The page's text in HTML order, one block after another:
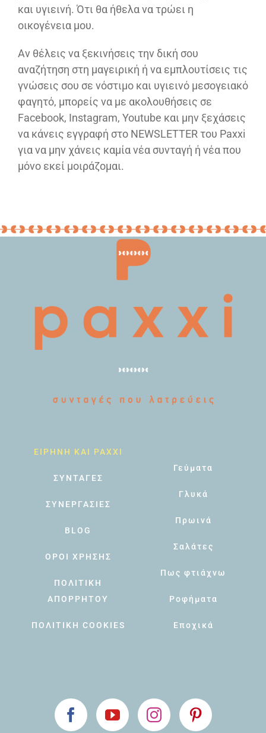
και υγιεινή. Ότι θα ήθελα να τρώει η
οικογένεια μου.
Αν θέλεις να ξεκινήσεις την δική σου
αναζήτηση στη μαγειρική ή να εμπλουτίσεις τις
γνώσεις σου σε νόστιμο και υγιεινό μεσογειακό
φαγητό, μπορείς να με ακολουθήσεις σε
Facebook, Instagram, Youtube και μην ξεχάσεις
να κάνεις εγγραφή στο NEWSLETTER του Paxxi
για να μην χάνεις καμία νέα συνταγή ή νέα που
μόνο εκεί μοιράζομαι.
ΕΙΡΗΝΗ ΚΑΙ PAXXI
ΣΥΝΤΑΓΕΣ
ΣΥΝΕΡΓΑΣΙΕΣ
BLOG
ΟΡΟΙ ΧΡΗΣΗΣ
ΠΟΛΙΤΙΚΗ
ΑΠΟΡΡΗΤΟΥ
ΠΟΛΙΤΙΚΗ COOKIES
Γεύματα
Γλυκά
Πρωινά
Σαλάτες
Πως φτιάχνω
Ροφήματα
Εποχικά